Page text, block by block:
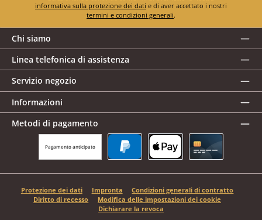
informativa sulla protezione dei dati
termini e condizioni generali.
Chi siamo
Linea telefonica di assistenza
Servizio negozio
Informazioni
Metodi di pagamento
Pagamento anticipato
Protezione dei dati Impronta
Condizioni generali di contratto
Diritto di recesso
Modifica delle impostazioni dei cookie
Dichiarare la revoca